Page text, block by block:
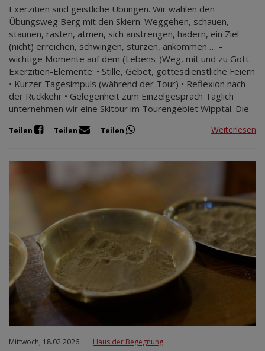
Exerzitien sind geistliche Übungen. Wir wählen den
Übungsweg Berg mit den Skiern. Weggehen, schauen,
staunen, rasten, atmen, sich anstrengen, hadern, ein Ziel
(nicht) erreichen, schwingen, stürzen, ankommen … –
wichtige Momente auf dem (Lebens-)Weg, mit und zu Gott.
Exerzitien-Elemente: • Stille, Gebet, gottesdienstliche Feiern
• Kurzer Tagesimpuls (während der Tour) • Reflexion nach
der Rückkehr • Gelegenheit zum Einzelgespräch Täglich
unternehmen wir eine Skitour im Tourengebiet Wipptal. Die
Teilen Teilen Teilen Weiterlesen
Mittwoch, 18.02.2026 | Haus der Begegnung